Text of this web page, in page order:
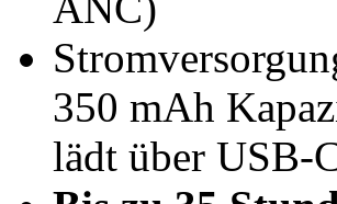
350 mAh
lädt über USB-